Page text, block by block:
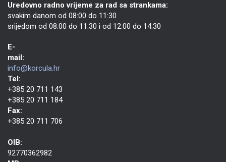
Uredovno radno vrijeme za rad sa strankama:
svakim danom od 08:00 do 11:30
srijedom od 08:00 do 11:30 i od 12:00 do 14:30
E-
mail:
info@korcula.hr
Tel:
+385 20 711 143
+385 20 711 184
Fax:
+385 20 711 706
OIB:
92770362982